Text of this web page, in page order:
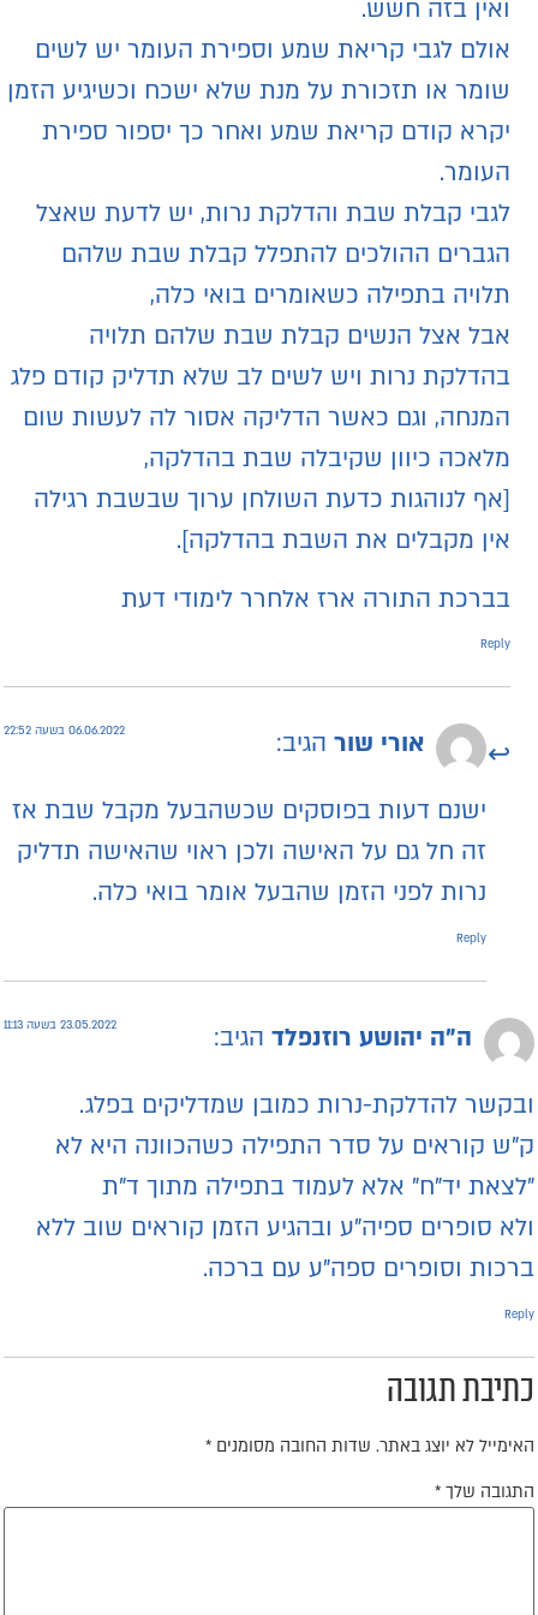
ואין בזה חשש.
אולם לגבי קריאת שמע וספירת העומר יש לשים
שומר או תזכורת על מנת שלא ישכח וכשיגיע הזמן
יקרא קודם קריאת שמע ואחר כך יספור ספירת
העומר.
לגבי קבלת שבת והדלקת נרות, יש לדעת שאצל
הגברים ההולכים להתפלל קבלת שבת שלהם
תלויה בתפילה כשאומרים בואי כלה,
אבל אצל הנשים קבלת שבת שלהם תלויה
בהדלקת נרות ויש לשים לב שלא תדליק קודם פלג
המנחה, וגם כאשר הדליקה אסור לה לעשות שום
מלאכה כיוון שקיבלה שבת בהדלקה,
[אף לנוהגות כדעת השולחן ערוך שבשבת רגילה
אין מקבלים את השבת בהדלקה].
בברכת התורה ארז אלחרר לימודי דעת
Reply
אורי שור הגיב: 06.06.2022 בשעה 22:52
ישנם דעות בפוסקים שכשהבעל מקבל שבת אז
זה חל גם על האישה ולכן ראוי שהאישה תדליק
נרות לפני הזמן שהבעל אומר בואי כלה.
Reply
ה"ה יהושע רוזנפלד הגיב: 23.05.2022 בשעה 11:13
להדלקת-נרות כמובן שמדליקים בפלג.
קוראים על סדר התפילה כשהכוונה היא לא
יד”ח” אלא לעמוד בתפילה מתוך ד”ת
סופרים ספיה”ע ובהגיע הזמן קוראים שוב ללא
וסופרים ספה”ע עם ברכה.
תגובה
לא יוצג באתר. שדות החובה מסומנים
שלך*